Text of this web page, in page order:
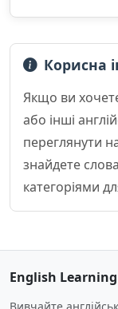
Корисна
Якщо ви
або інші
переглянути
знайдете
категоріями
English